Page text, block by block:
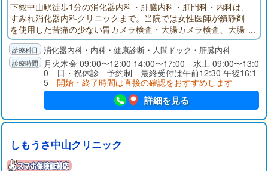
下総中山駅徒歩1分の消化器内科・肝臓内科・肛門科・内科は、
すみれ消化器内科クリニックまで。当院では女性医師が鎮静剤
を使用した苦痛の少ない胃カメラ検査・大腸カメラ検査、大腸
ポリープ切除、胃・大腸の同日検査、土曜検査、経口・経鼻検
査を行います。女性ならではの消化器症状のお悩みや、健康診
断での肝機能異常の診察も承ります。
消化器内科・内科・健康診断・人間ドック・肝臓内科
月火木金 09:00〜12:00 14:00〜17:00 水土 09:00〜13:0
0 日・祝休診 予約制 最終受付は午前12:30 午後16:1
5 開始・終了時間は直接の確認をおすすめします
詳細を見る
しもうさ中山クリニック